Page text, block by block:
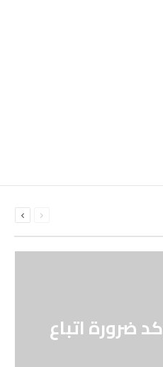
الصفحةالصفحة
ضرورة اتباع